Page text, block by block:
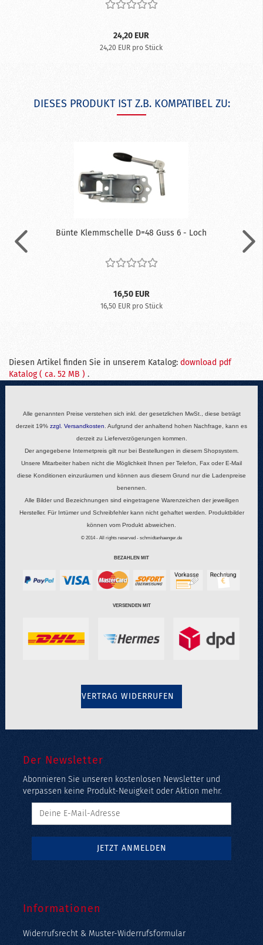
24,20 EUR
24,20 EUR pro Stück
DIESES PRODUKT IST Z.B. KOMPATIBEL ZU:
Bünte Klemmschelle D=48 Guss 6 - Loch
16,50 EUR
16,50 EUR pro Stück
Diesen Artikel finden Sie in unserem Katalog: download pdf
Katalog ( ca. 52 MB ) .
Alle genannten Preise verstehen sich inkl. der gesetzlichen MwSt., diese beträgt
derzeit 19% zzgl. Versandkosten . Aufgrund der anhaltend hohen Nachfrage, kann es
derzeit zu Lieferverzögerungen kommen.
Der angegebene Internetpreis gilt nur bei Bestellungen in diesem Shopsystem.
Unsere Mitarbeiter haben nicht die Möglichkeit Ihnen per Telefon, Fax oder E-Mail
diese Konditionen einzuräumen und können aus diesem Grund nur die Ladenpreise
benennen.
Alle Bilder und Bezeichnungen sind eingetragene Warenzeichen der jeweiligen
Hersteller. Für Irrtümer und Schreibfehler kann nicht gehaftet werden. Produktbilder
können vom Produkt abweichen.
© 2014 - All rights reserved - schmidtanhaenger.de
BEZAHLEN MIT
VERSENDEN MIT
VERTRAG WIDERRUFEN
Der Newsletter
Abonnieren Sie unseren kostenlosen Newsletter und
verpassen keine Produkt-Neuigkeit oder Aktion mehr.
Informationen
Widerrufsrecht & Muster-Widerrufsformular